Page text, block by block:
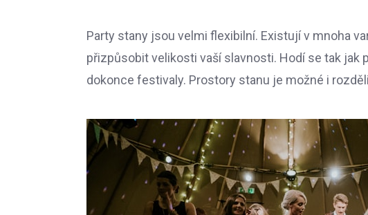
Party stany jsou velmi flexibilní. Existují v mnoha
přizpůsobit velikosti vaší slavnosti. Hodí se tak jak
dokonce festivaly. Prostory stanu je možné i